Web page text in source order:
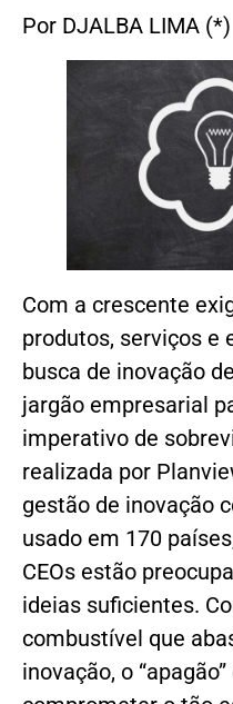
Por DJALBA LIMA (*)
Com a crescente
produtos, serviços e
busca de inovação
jargão empresarial
imperativo de
realizada por
gestão de inovação
usado em 170
CEOs estão
ideias suficientes.
combustível que
inovação, o